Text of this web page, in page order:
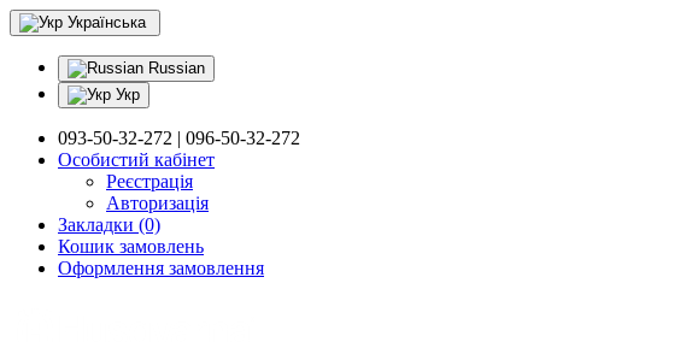
Українська
Russian
Укр
093-50-32-272 | 096-50-32-272
Особистий кабінет
Реєстрація
Авторизація
Закладки (0)
Кошик замовлень
Оформлення замовлення